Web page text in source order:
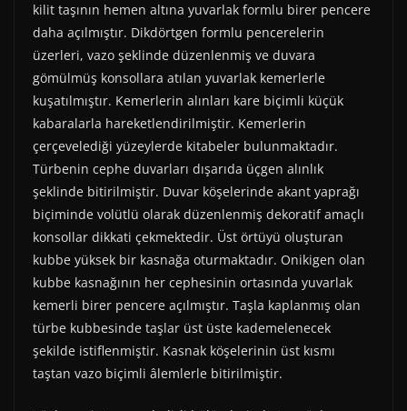
kilit taşının hemen altına yuvarlak formlu birer pencere
daha açılmıştır. Dikdörtgen formlu pencerelerin
üzerleri, vazo şeklinde düzenlenmiş ve duvara
gömülmüş konsollara atılan yuvarlak kemerlerle
kuşatılmıştır. Kemerlerin alınları kare biçimli küçük
kabaralarla hareketlendirilmiştir. Kemerlerin
çerçevelediği yüzeylerde kitabeler bulunmaktadır.
Türbenin cephe duvarları dışarıda üçgen alınlık
şeklinde bitirilmiştir. Duvar köşelerinde akant yaprağı
biçiminde volütlü olarak düzenlenmiş dekoratif amaçlı
konsollar dikkati çekmektedir. Üst örtüyü oluşturan
kubbe yüksek bir kasnağa oturmaktadır. Onikigen olan
kubbe kasnağının her cephesinin ortasında yuvarlak
kemerli birer pencere açılmıştır. Taşla kaplanmış olan
türbe kubbesinde taşlar üst üste kademelenecek
şekilde istiflenmiştir. Kasnak köşelerinin üst kısmı
taştan vazo biçimli âlemlerle bitirilmiştir.